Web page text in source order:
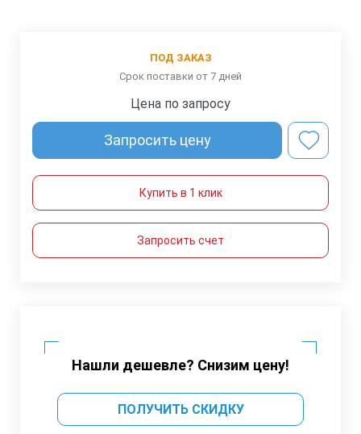
ПОД ЗАКАЗ
Срок поставки от 7 дней
Цена по запросу
Запросить цену
Купить в 1 клик
Запросить счет
Нашли дешевле? Снизим цену!
ПОЛУЧИТЬ СКИДКУ